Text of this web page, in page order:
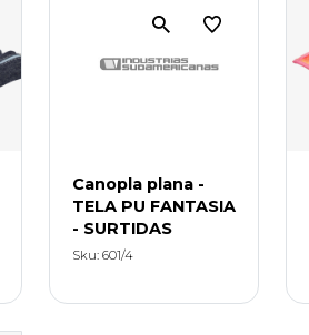
Canopla plana -
TELA PU FANTASIA
- SURTIDAS
Sku: 601/4